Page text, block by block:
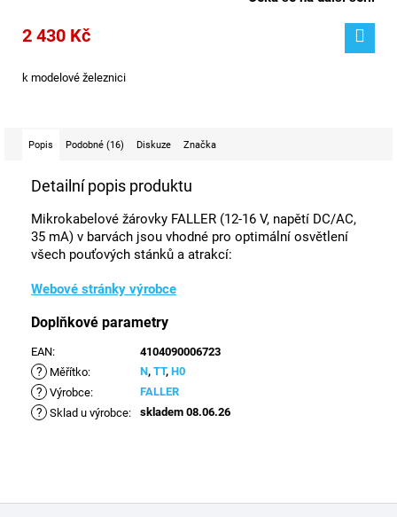
2 430 Kč
k modelové železnici
Popis Podobné (16) Diskuze Značka
Detailní popis produktu
Mikrokabelové žárovky FALLER (12-16 V, napětí DC/AC,
35 mA) v barvách jsou vhodné pro optimální osvětlení
všech pouťových stánků a atrakcí:
Webové stránky výrobce
Doplňkové parametry
EAN: 4104090006723
? Měřítko: N, TT, H0
? Výrobce: FALLER
? Sklad u výrobce: skladem 08.06.26